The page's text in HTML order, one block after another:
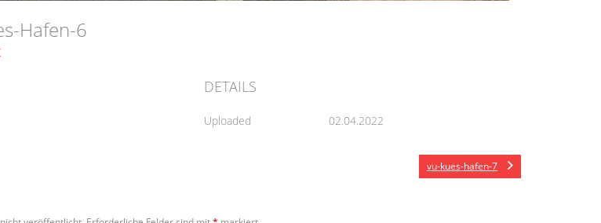
Hafen-6
DETAILS
Uploaded 02.04.2022
vu-kues-hafen-7